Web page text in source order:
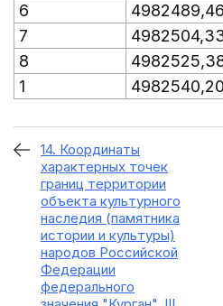
6
7
8
1
14. Координаты
характерных точек
границ территории
объекта культурного
наследия (памятника
истории и культуры)
народов Российской
Федерации
федерального